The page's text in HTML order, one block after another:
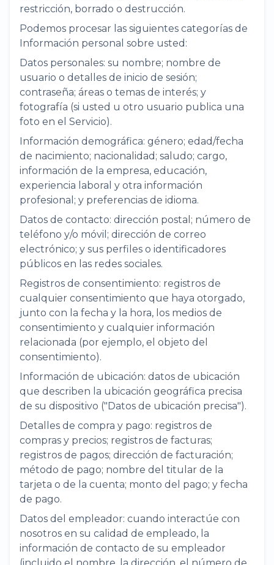
restricción, borrado o destrucción.
Podemos procesar las siguientes categorías de
Información personal sobre usted:
Datos personales: su nombre; nombre de
usuario o detalles de inicio de sesión;
contraseña; áreas o temas de interés; y
fotografía (si usted u otro usuario publica una
foto en el Servicio).
Información demográfica: género; edad/fecha
de nacimiento; nacionalidad; saludo; cargo,
información de la empresa, educación,
experiencia laboral y otra información
profesional; y preferencias de idioma.
Datos de contacto: dirección postal; número de
teléfono y/o móvil; dirección de correo
electrónico; y sus perfiles o identificadores
públicos en las redes sociales.
Registros de consentimiento: registros de
cualquier consentimiento que haya otorgado,
junto con la fecha y la hora, los medios de
consentimiento y cualquier información
relacionada (por ejemplo, el objeto del
consentimiento).
Información de ubicación: datos de ubicación
que describen la ubicación geográfica precisa
de su dispositivo ("Datos de ubicación precisa").
Detalles de compra y pago: registros de
compras y precios; registros de facturas;
registros de pagos; dirección de facturación;
método de pago; nombre del titular de la
tarjeta o de la cuenta; monto del pago; y fecha
de pago.
Datos del empleador: cuando interactúe con
nosotros en su calidad de empleado, la
información de contacto de su empleador